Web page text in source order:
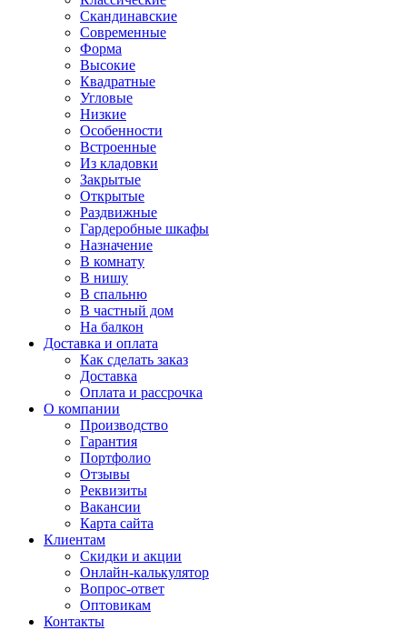
Скандинавские
Современные
Форма
Высокие
Квадратные
Угловые
Низкие
Особенности
Встроенные
Из кладовки
Закрытые
Открытые
Раздвижные
Гардеробные шкафы
Назначение
В комнату
В нишу
В спальню
В частный дом
На балкон
Доставка и оплата
Как сделать заказ
Доставка
Оплата и рассрочка
О компании
Производство
Гарантия
Портфолио
Отзывы
Реквизиты
Вакансии
Карта сайта
Клиентам
Скидки и акции
Онлайн-калькулятор
Вопрос-ответ
Оптовикам
Контакты